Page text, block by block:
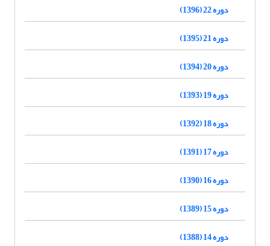
دوره 22 (1396)
دوره 21 (1395)
دوره 20 (1394)
دوره 19 (1393)
دوره 18 (1392)
دوره 17 (1391)
دوره 16 (1390)
دوره 15 (1389)
دوره 14 (1388)